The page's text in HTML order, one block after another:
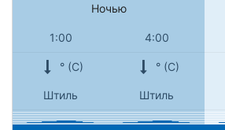
Ночью
1:00 4:00
° (С) ° (С)
Штиль Штиль